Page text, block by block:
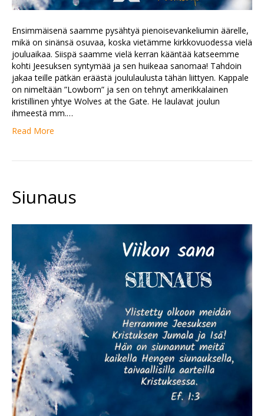
Ensimmäisenä saamme pysähtyä pienoisevankeliumin äärelle,
mikä on sinänsä osuvaa, koska vietämme kirkkovuodessa vielä
jouluaikaa. Siispä saamme vielä kerran kääntää katseemme
kohti Jeesuksen syntymää ja sen huikeaa sanomaa! Tahdoin
jakaa teille pätkän eräästä joululaulusta tähän liittyen. Kappale
on nimeltään ”Lowborn” ja sen on tehnyt amerikkalainen
kristillinen yhtye Wolves at the Gate. He laulavat joulun
ihmeestä mm.…
Read More
Siunaus